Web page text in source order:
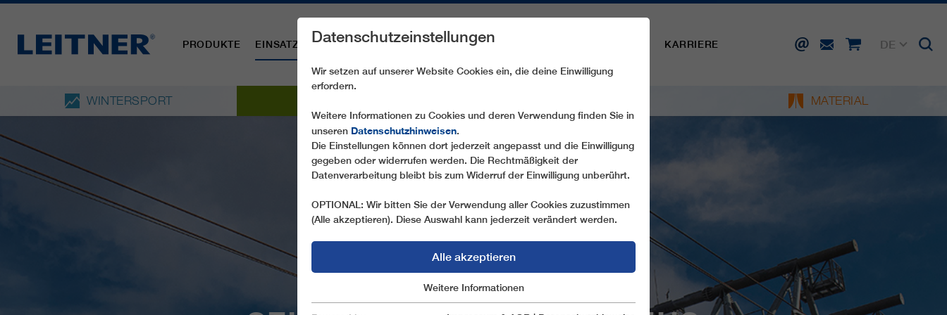
PRODUKTE EINSATZBEREICHE ERSATZTEILE SERVICE KARRIERE
DE
WINTERSPORT MATERIAL
Datenschutzeinstellungen
Wir setzen auf unserer Website Cookies ein, die deine Einwilligung
erfordern.
Weitere Informationen zu Cookies und deren Verwendung finden Sie in
unseren Datenschutzhinweisen.
Die Einstellungen können dort jederzeit angepasst und die Einwilligung
gegeben oder widerrufen werden. Die Rechtmäßigkeit der
Datenverarbeitung bleibt bis zum Widerruf der Einwilligung unberührt.
OPTIONAL: Wir bitten Sie der Verwendung aller Cookies zuzustimmen
(Alle akzeptieren). Diese Auswahl kann jederzeit verändert werden.
Alle akzeptieren
Marketing
Weitere Informationen